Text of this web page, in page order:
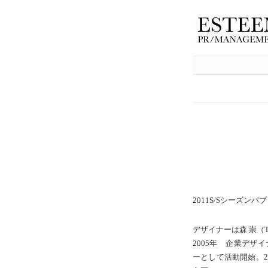
2011S/Sシーズンパ
デザイナーは森 崇（
2005年 企業デザイ
ーとして活動開始。